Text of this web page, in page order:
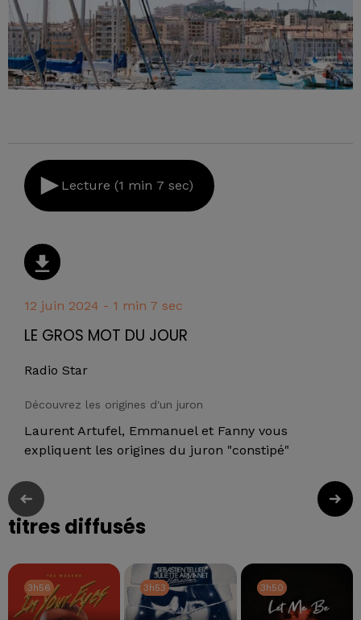
Lecture (1 min 7 sec)
12 juin 2024 - 1 min 7 sec
LE GROS MOT DU JOUR
Radio Star
Découvrez les origines d'un juron
Laurent Artufel, Emmanuel et Fanny vous
expliquent les origines du juron "constipé"
titres diffusés
3h56
3h56 3h53
3h53 3h50
3h50